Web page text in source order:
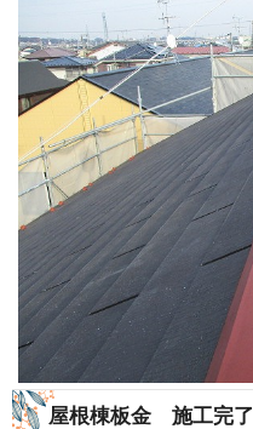
屋根棟板金 施工完了